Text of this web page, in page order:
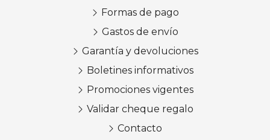
Formas de pago
Gastos de envío
Garantía y devoluciones
Boletines informativos
Promociones vigentes
Validar cheque regalo
Contacto